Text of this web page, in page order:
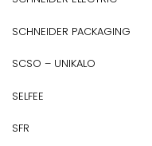
SCHNEIDER PACKAGING
SCSO – UNIKALO
SELFEE
SFR